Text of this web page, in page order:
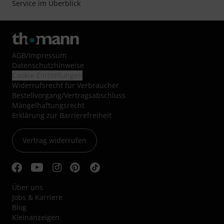
Service im Überblick
AGB/Impressum
Datenschutzhinweise
Widerrufsrecht für Verbraucher
Bestellvorgang/Vertragsabschluss
Mängelhaftungsrecht
Erklärung zur Barrierefreiheit
Vertrag widerrufen
Über uns
Jobs & Karriere
Blog
Kleinanzeigen